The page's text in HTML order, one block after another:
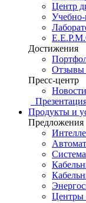
Центр
Учебно-
Достижения
Отзывы
Пресс-центр
Продукты и
Предложения
Центры